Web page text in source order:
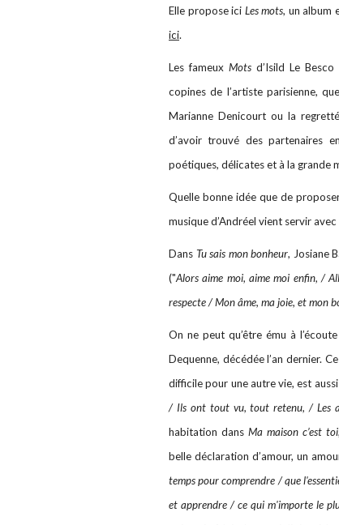
Elle propose ici Les mots, un album
ici.
Les fameuxMots d’Isild Le
copines de l’artiste parisienne,
Marianne Denicourt ou la
d’avoir trouvé des partenaires
poétiques, délicates et à la grande
Quelle bonne idée que de
musique d’Andréel vient servir
Dans Tu sais mon bonheur, Josiane
("Alors aime moi, aime moi enfin, /
respecte / Mon âme, ma joie, et mon
On ne peut qu’être ému à
Dequenne, décédée l’an dernier.
difficile pour une autre vie, est
/ Ils ont tout vu, tout retenu, / Les
habitation dans Ma maison c’est toi
belle déclaration d’amour, un
temps pour comprendre / que
et apprendre / ce qui m'importe le